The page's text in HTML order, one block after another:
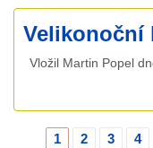
Velikonoční
Vložil Martin Popel
1 2 3 4